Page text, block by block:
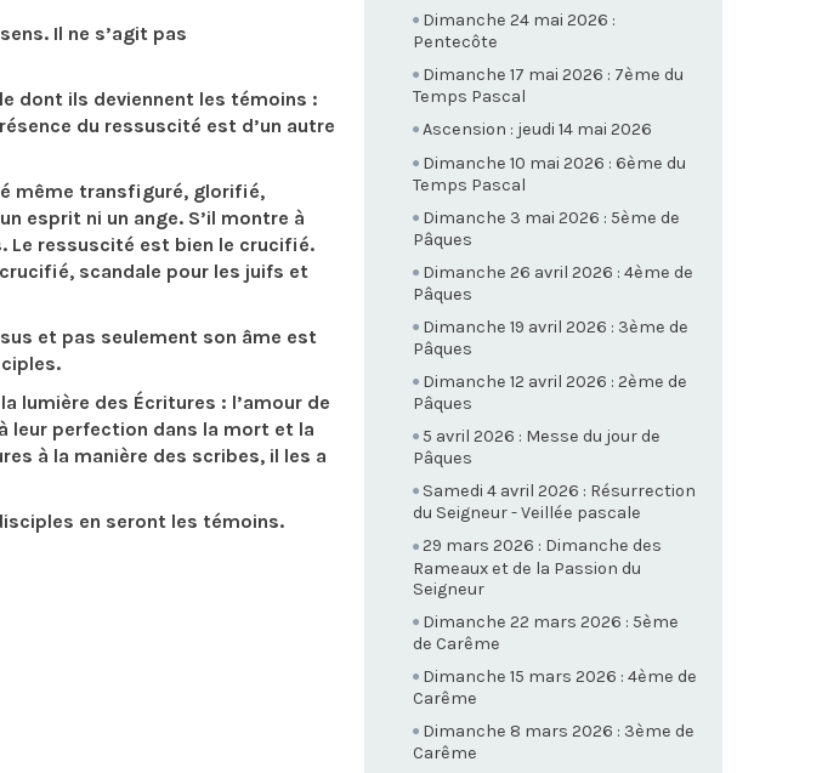
Il ne s’agit pas
ils deviennent les témoins :
du ressuscité est d’un autre
transfiguré, glorifié,
esprit ni un ange. S’il montre à
Le ressuscité est bien le crucifié.
scandale pour les juifs et
pas seulement son âme est
des Écritures : l’amour de
leur perfection dans la mort et la
à la manière des scribes, il les a
en seront les témoins.
Dimanche 24 mai 2026 :
Pentecôte
Dimanche 17 mai 2026 : 7ème du
Temps Pascal
Ascension : jeudi 14 mai 2026
Dimanche 10 mai 2026 : 6ème du
Temps Pascal
Dimanche 3 mai 2026 : 5ème de
Pâques
Dimanche 26 avril 2026 : 4ème de
Pâques
Dimanche 19 avril 2026 : 3ème de
Pâques
Dimanche 12 avril 2026 : 2ème de
Pâques
5 avril 2026 : Messe du jour de
Pâques
Samedi 4 avril 2026 : Résurrection
du Seigneur - Veillée pascale
29 mars 2026 : Dimanche des
Rameaux et de la Passion du
Seigneur
Dimanche 22 mars 2026 : 5ème
de Carême
Dimanche 15 mars 2026 : 4ème de
Carême
Dimanche 8 mars 2026 : 3ème de
Carême